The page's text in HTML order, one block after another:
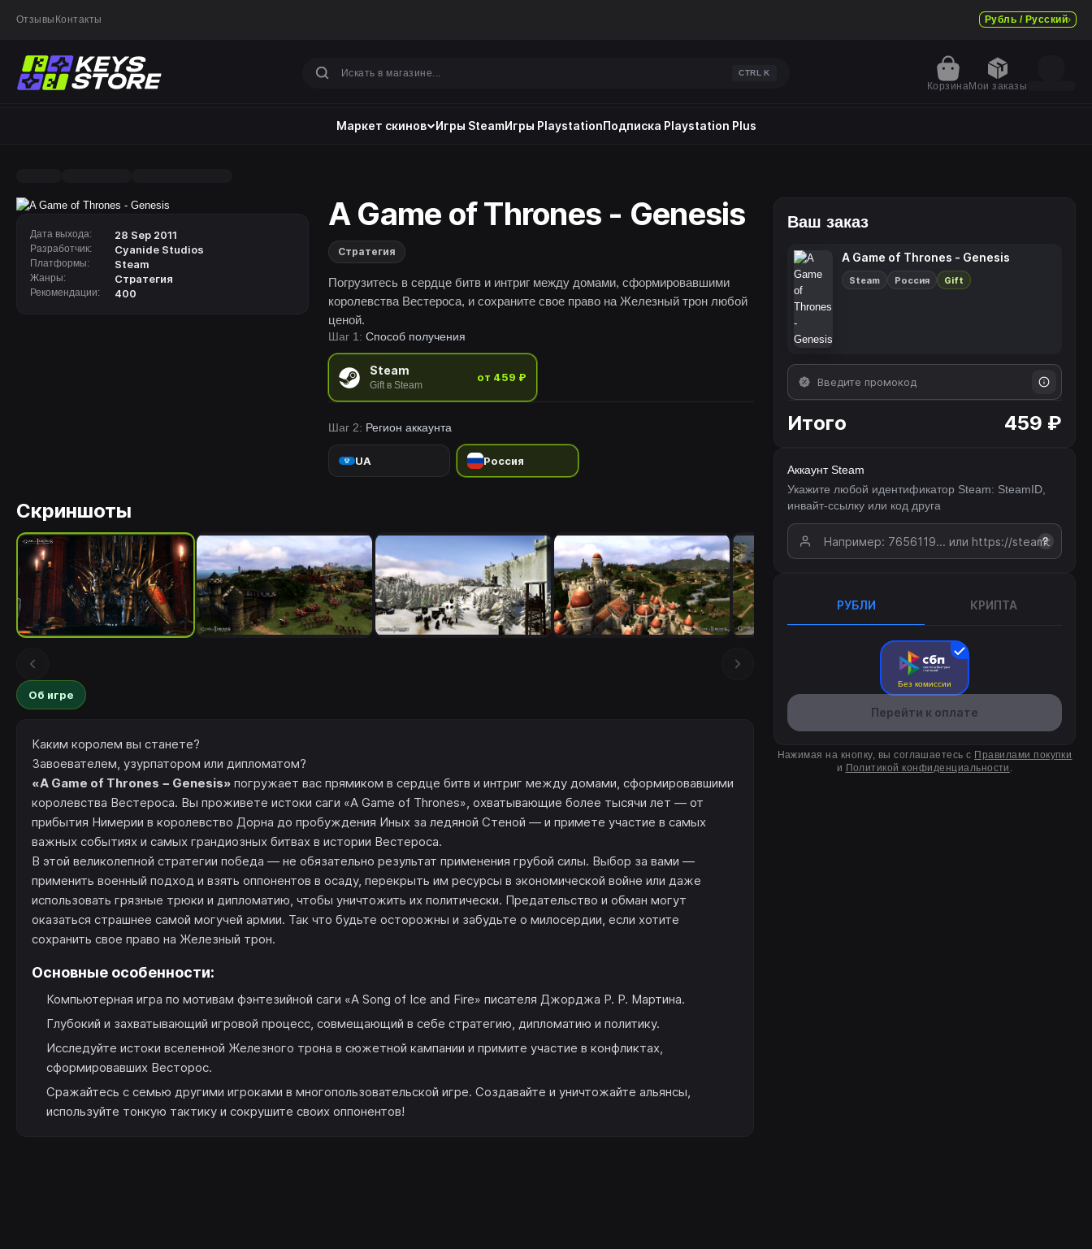
Отзывы Контакты Рубль / Русский
CTRL K
КорзинаМои заказы
Маркет скинов Игры SteamИгры PlaystationПодписка Playstation Plus
Дата выхода: 28 Sep 2011
Разработчик: Cyanide Studios
Платформы: Steam
Жанры: Стратегия
Рекомендации: 400
A Game of Thrones - Genesis
Стратегия
Погрузитесь в сердце битв и интриг между домами, сформировавшими
королевства Вестероса, и сохраните свое право на Железный трон любой
ценой.
Шаг 1: Способ получения
Steam
Gift в Steam
от 459 ₽
Шаг 2: Регион аккаунта
UA Россия
Ваш заказ
A Game of Thrones - Genesis
Steam Россия Gift
Итого 459 ₽
Аккаунт Steam
Укажите любой идентификатор Steam: SteamID,
инвайт-ссылку или код друга
?
РУБЛИ КРИПТА
Без комиссии
Перейти к оплате
Нажимая на кнопку, вы соглашаетесь с Правилами покупки
и Политикой конфиденциальности .
Скриншоты
Об игре
Каким королем вы станете?
Завоевателем, узурпатором или дипломатом?
«A Game of Thrones − Genesis» погружает вас прямиком в сердце битв и интриг между домами, сформировавшими
королевства Вестероса. Вы проживете истоки саги «A Game of Thrones», охватывающие более тысячи лет — от
прибытия Нимерии в королевство Дорна до пробуждения Иных за ледяной Стеной — и примете участие в самых
важных событиях и самых грандиозных битвах в истории Вестероса.
В этой великолепной стратегии победа — не обязательно результат применения грубой силы. Выбор за вами —
применить военный подход и взять оппонентов в осаду, перекрыть им ресурсы в экономической войне или даже
использовать грязные трюки и дипломатию, чтобы уничтожить их политически. Предательство и обман могут
оказаться страшнее самой могучей армии. Так что будьте осторожны и забудьте о милосердии, если хотите
сохранить свое право на Железный трон.
Основные особенности:
Компьютерная игра по мотивам фэнтезийной саги «A Song of Ice and Fire» писателя Джорджа Р. Р. Мартина.
Глубокий и захватывающий игровой процесс, совмещающий в себе стратегию, дипломатию и политику.
Исследуйте истоки вселенной Железного трона в сюжетной кампании и примите участие в конфликтах,
сформировавших Весторос.
Сражайтесь с семью другими игроками в многопользовательской игре. Создавайте и уничтожайте альянсы,
используйте тонкую тактику и сокрушите своих оппонентов!